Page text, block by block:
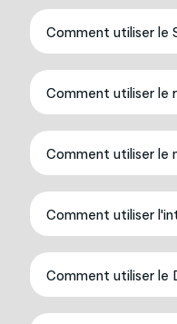
Comment utiliser le
Comment utiliser le
Comment utiliser le
Comment utiliser
Comment utiliser le